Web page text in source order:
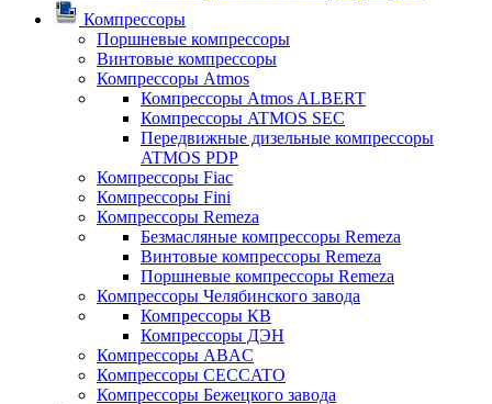
Компрессоры
Поршневые компрессоры
Винтовые компрессоры
Компрессоры Atmos
Компрессоры Atmos ALBERT
Компрессоры ATMOS SEC
Передвижные дизельные компрессоры
ATMOS PDP
Компрессоры Fiac
Компрессоры Fini
Компрессоры Remeza
Безмасляные компрессоры Remeza
Винтовые компрессоры Remeza
Поршневые компрессоры Remeza
Компрессоры Челябинского завода
Компрессоры КВ
Компрессоры ДЭН
Компрессоры ABAC
Компрессоры CECCATO
Компрессоры Бежецкого завода